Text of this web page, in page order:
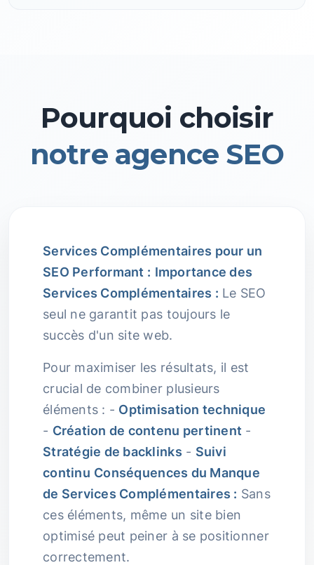
Pourquoi choisir
notre agence SEO
Services Complémentaires pour un
SEO Performant : Importance des
Services Complémentaires : Le SEO
seul ne garantit pas toujours le
succès d'un site web.
Pour maximiser les résultats, il est
crucial de combiner plusieurs
éléments : - Optimisation technique
- Création de contenu pertinent -
Stratégie de backlinks - Suivi
continu Conséquences du Manque
de Services Complémentaires : Sans
ces éléments, même un site bien
optimisé peut peiner à se positionner
correctement.